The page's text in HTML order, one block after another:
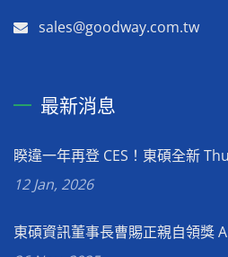
sales@goodway.com.tw
最新消息
睽違一年再登 CES！東碩全新
12 Jan, 2026
東碩資訊董事長曹賜正親自領獎